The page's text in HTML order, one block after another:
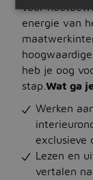
voor
energie van
heb je oog
stap. Wat ga
Werken
exclusieve
Lezen en
vertalen
Vacatures zoeken
Vacatures per
Vacatures per
Vacatures per
Jobbird